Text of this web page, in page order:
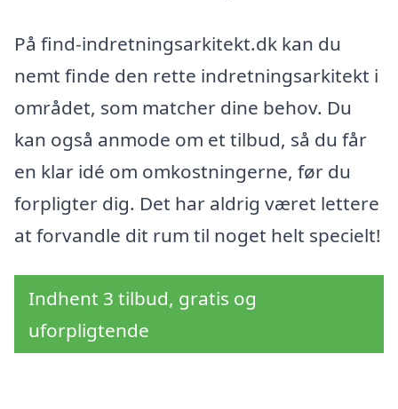
På find-indretningsarkitekt.dk kan du
nemt finde den rette indretningsarkitekt i
området, som matcher dine behov. Du
kan også anmode om et tilbud, så du får
en klar idé om omkostningerne, før du
forpligter dig. Det har aldrig været lettere
at forvandle dit rum til noget helt specielt!
Indhent 3 tilbud, gratis og
uforpligtende